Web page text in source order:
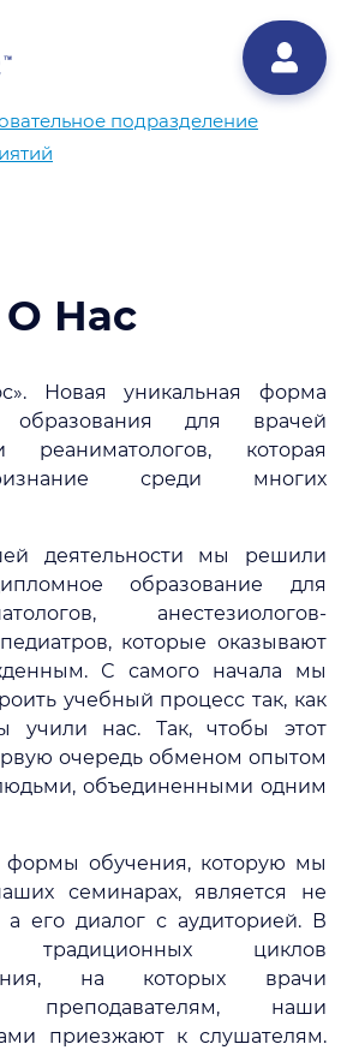
подразделение
О Нас
Новая уникальная форма
образования для врачей
реаниматологов, которая
среди многих
деятельности мы решили
образование для
анестезиологов-
которые оказывают
С самого начала мы
учебный процесс так, как
учили нас. Так, чтобы этот
очередь обменом опытом
объединенными одним
формы обучения, которую мы
семинарах, является не
а его диалог с аудиторией. В
циклов
на которых врачи
наши
приезжают к слушателям.